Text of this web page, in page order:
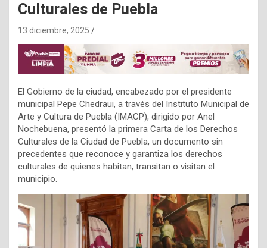
Culturales de Puebla
13 diciembre, 2025
El Gobierno de la ciudad, encabezado por el presidente
municipal Pepe Chedraui, a través del Instituto Municipal de
Arte y Cultura de Puebla (IMACP), dirigido por Anel
Nochebuena, presentó la primera Carta de los Derechos
Culturales de la Ciudad de Puebla, un documento sin
precedentes que reconoce y garantiza los derechos
culturales de quienes habitan, transitan o visitan el
municipio.